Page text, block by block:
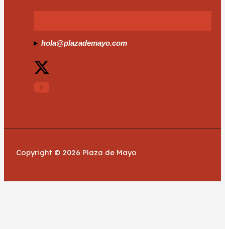
hola@plazademayo.com
Copyright © 2026 Plaza de Mayo